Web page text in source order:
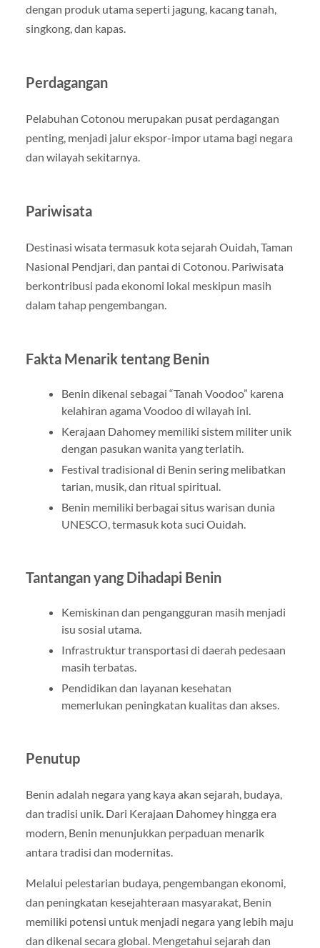
dengan produk utama seperti jagung, kacang tanah,
singkong, dan kapas.
Perdagangan
Pelabuhan Cotonou merupakan pusat perdagangan
penting, menjadi jalur ekspor-impor utama bagi negara
dan wilayah sekitarnya.
Pariwisata
Destinasi wisata termasuk kota sejarah Ouidah, Taman
Nasional Pendjari, dan pantai di Cotonou. Pariwisata
berkontribusi pada ekonomi lokal meskipun masih
dalam tahap pengembangan.
Fakta Menarik tentang Benin
Benin dikenal sebagai “Tanah Voodoo” karena
kelahiran agama Voodoo di wilayah ini.
Kerajaan Dahomey memiliki sistem militer unik
dengan pasukan wanita yang terlatih.
Festival tradisional di Benin sering melibatkan
tarian, musik, dan ritual spiritual.
Benin memiliki berbagai situs warisan dunia
UNESCO, termasuk kota suci Ouidah.
Tantangan yang Dihadapi Benin
Kemiskinan dan pengangguran masih menjadi
isu sosial utama.
Infrastruktur transportasi di daerah pedesaan
masih terbatas.
Pendidikan dan layanan kesehatan
memerlukan peningkatan kualitas dan akses.
Penutup
Benin adalah negara yang kaya akan sejarah, budaya,
dan tradisi unik. Dari Kerajaan Dahomey hingga era
modern, Benin menunjukkan perpaduan menarik
antara tradisi dan modernitas.
Melalui pelestarian budaya, pengembangan ekonomi,
dan peningkatan kesejahteraan masyarakat, Benin
memiliki potensi untuk menjadi negara yang lebih maju
dan dikenal secara global. Mengetahui sejarah dan